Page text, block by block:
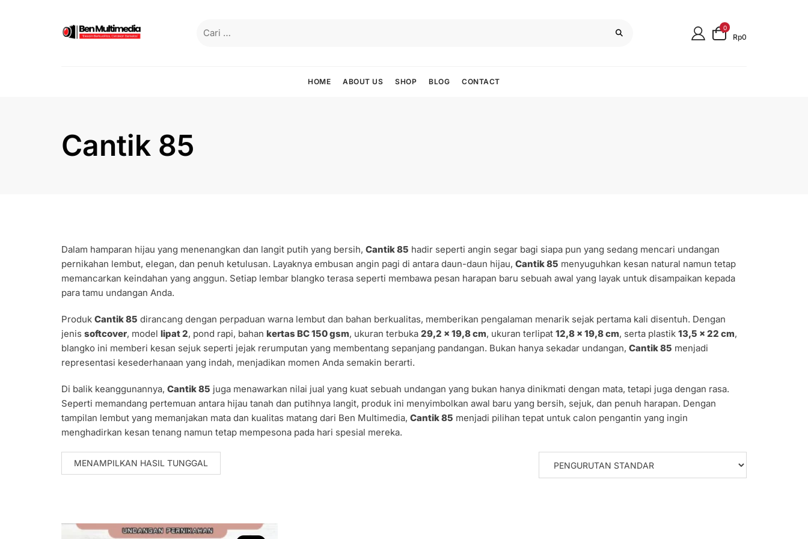
0
Rp0
HOME ABOUT US SHOP BLOG CONTACT
Cantik 85
Dalam hamparan hijau yang menenangkan dan langit putih yang bersih, Cantik 85 hadir seperti angin segar bagi siapa pun yang sedang mencari undangan
pernikahan lembut, elegan, dan penuh ketulusan. Layaknya embusan angin pagi di antara daun-daun hijau, Cantik 85 menyuguhkan kesan natural namun tetap
memancarkan keindahan yang anggun. Setiap lembar blangko terasa seperti membawa pesan harapan baru sebuah awal yang layak untuk disampaikan kepada
para tamu undangan Anda.
Produk Cantik 85 dirancang dengan perpaduan warna lembut dan bahan berkualitas, memberikan pengalaman menarik sejak pertama kali disentuh. Dengan
jenis softcover, model lipat 2, pond rapi, bahan kertas BC 150 gsm, ukuran terbuka 29,2 x 19,8 cm, ukuran terlipat 12,8 x 19,8 cm, serta plastik 13,5 x 22 cm,
blangko ini memberi kesan sejuk seperti jejak rerumputan yang membentang sepanjang pandangan. Bukan hanya sekadar undangan, Cantik 85 menjadi
representasi kesederhanaan yang indah, menjadikan momen Anda semakin berarti.
Di balik keanggunannya, Cantik 85 juga menawarkan nilai jual yang kuat sebuah undangan yang bukan hanya dinikmati dengan mata, tetapi juga dengan rasa.
Seperti memandang pertemuan antara hijau tanah dan putihnya langit, produk ini menyimbolkan awal baru yang bersih, sejuk, dan penuh harapan. Dengan
tampilan lembut yang memanjakan mata dan kualitas matang dari Ben Multimedia, Cantik 85 menjadi pilihan tepat untuk calon pengantin yang ingin
menghadirkan kesan tenang namun tetap mempesona pada hari spesial mereka.
MENAMPILKAN HASIL TUNGGAL